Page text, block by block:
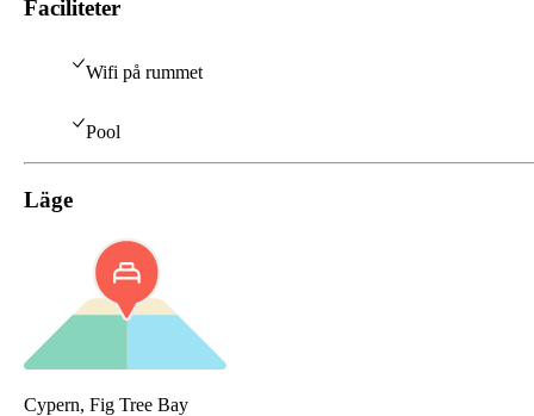
Faciliteter
Wifi på rummet
Pool
Läge
Cypern, Fig Tree Bay